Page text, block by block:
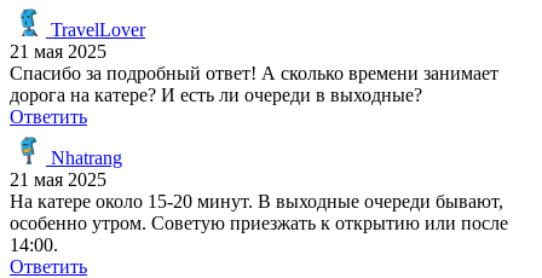
TravelLover
21 мая 2025
Спасибо за подробный ответ! А сколько времени занимает
дорога на катере? И есть ли очереди в выходные?
Ответить
Nhatrang
21 мая 2025
На катере около 15-20 минут. В выходные очереди бывают,
особенно утром. Советую приезжать к открытию или после
14:00.
Ответить